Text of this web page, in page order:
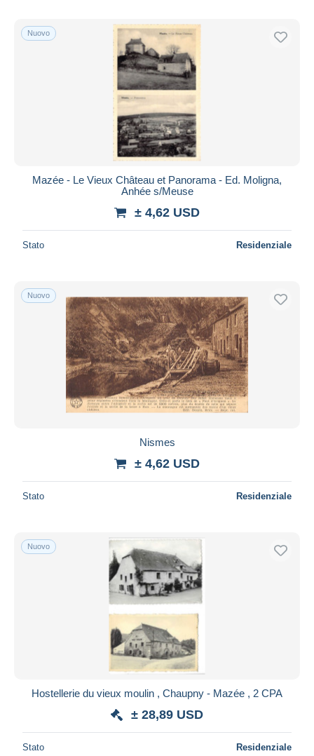
Nuovo
Mazée - Le Vieux Château et Panorama - Ed. Moligna,
Anhée s/Meuse
± 4,62 USD
Stato Residenziale
Nuovo
Nismes
± 4,62 USD
Stato Residenziale
Nuovo
Hostellerie du vieux moulin , Chaupny - Mazée , 2 CPA
± 28,89 USD
Stato Residenziale